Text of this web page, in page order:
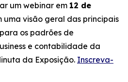
um webinar em 12 de
uma visão geral das principais
os padrões de
e contabilidade da
da Exposição. Inscreva-